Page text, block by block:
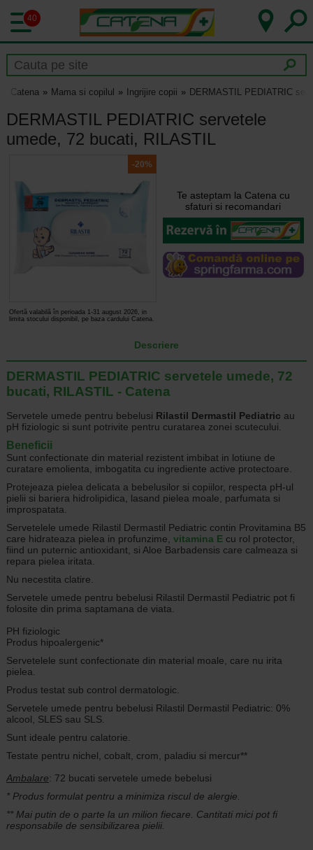
40
Catena Mama si copilul Ingrijire copii DERMASTIL PEDIATRIC
DERMASTIL PEDIATRIC servetele
umede, 72 bucati, RILASTIL
-20%
Ofertă valabilă în perioada 1-31 august 2026, in
limita stocului disponibil, pe baza cardului Catena.
Te asteptam la Catena cu
sfaturi si recomandari
Descriere
DERMASTIL PEDIATRIC servetele umede, 72
bucati, RILASTIL - Catena
Servetele umede pentru bebelusi Rilastil Dermastil Pediatric au
pH fiziologic si sunt potrivite pentru curatarea zonei scutecului.
Beneficii
Sunt confectionate din material rezistent imbibat in lotiune de
curatare emolienta, imbogatita cu ingrediente active protectoare.
Protejeaza pielea delicata a bebelusilor si copiilor, respecta pH-ul
pielii si bariera hidrolipidica, lasand pielea moale, parfumata si
improspatata.
Servetelele umede Rilastil Dermastil Pediatric contin Provitamina B5
care hidrateaza pielea in profunzime, vitamina Ecu rol protector,
fiind un puternic antioxidant, si Aloe Barbadensis care calmeaza si
repara pielea iritata.
Nu necestita clatire.
Servetele umede pentru bebelusi Rilastil Dermastil Pediatric pot fi
folosite din prima saptamana de viata.
PH fiziologic
Produs hipoalergenic*
Servetelele sunt confectionate din material moale, care nu irita
pielea.
Produs testat sub control dermatologic.
Servetele umede pentru bebelusi Rilastil Dermastil Pediatric: 0%
alcool, SLES sau SLS.
Sunt ideale pentru calatorie.
Testate pentru nichel, cobalt, crom, paladiu si mercur**
Ambalare: 72 bucati servetele umede bebelusi
* Produs formulat pentru a minimiza riscul de alergie.
** Mai putin de o parte la un milion fiecare. Cantitati mici pot fi
responsabile de sensibilizarea pielii.